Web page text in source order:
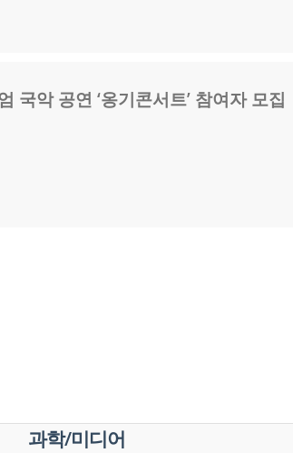
국악 공연 ‘옹기콘서트’ 참여자 모집
과학/미디어